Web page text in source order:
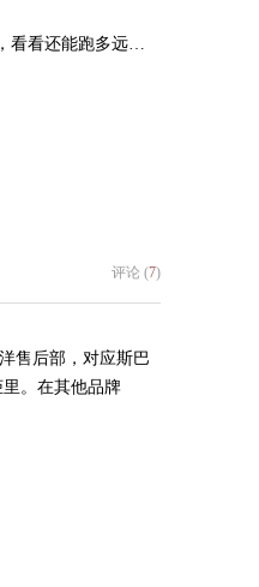
看看还能跑多远…
评论 (7)
售后部，对应斯巴
。在其他品牌